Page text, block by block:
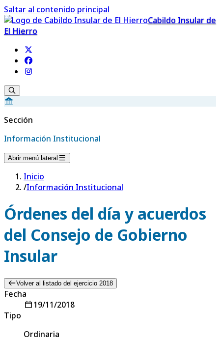
Saltar al contenido principal
Cabildo Insular de
El Hierro
Sección
Información Institucional
Abrir menú lateral
Inicio
/Información Institucional
Órdenes del día y acuerdos
del Consejo de Gobierno
Insular
Volver al listado del ejercicio 2018
Fecha
19/11/2018
Tipo
Ordinaria